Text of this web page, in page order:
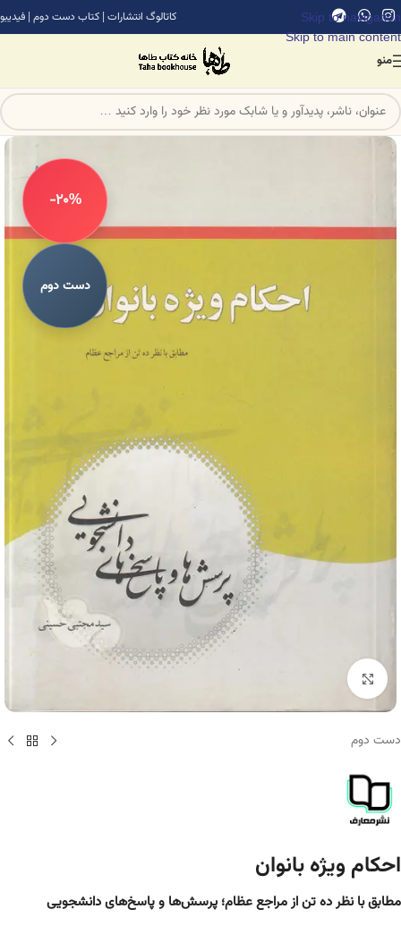
Skip to navigation
Skip to main content
کاتالوگ انتشارات | کتاب دست دوم | فیدیبو
منو
-20%
دست دوم
برای بزرگنمایی کلیک کنید
دست دوم
احکام ویژه بانوان
مطابق با نظر ده تن از مراجع عظام؛ پرسش‌ها و پاسخ‌های دانشجویی